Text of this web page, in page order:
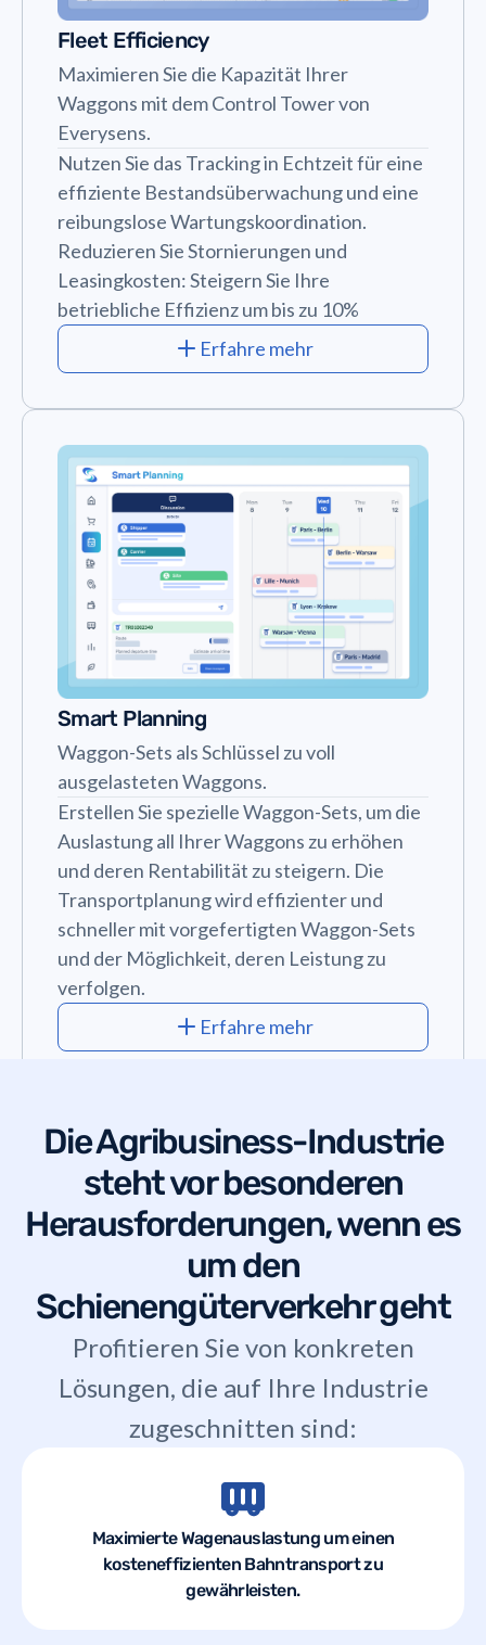
Fleet Efficiency
Maximieren Sie die Kapazität Ihrer
Waggons mit dem Control Tower von
Everysens.
Nutzen Sie das Tracking in Echtzeit für eine
effiziente Bestandsüberwachung und eine
reibungslose Wartungskoordination.
Reduzieren Sie Stornierungen und
Leasingkosten: Steigern Sie Ihre
betriebliche Effizienz um bis zu 10%
Erfahre mehr
Smart Planning
Waggon-Sets als Schlüssel zu voll
ausgelasteten Waggons.
Erstellen Sie spezielle Waggon-Sets, um die
Auslastung all Ihrer Waggons zu erhöhen
und deren Rentabilität zu steigern. Die
Transportplanung wird effizienter und
schneller mit vorgefertigten Waggon-Sets
und der Möglichkeit, deren Leistung zu
verfolgen.
Erfahre mehr
DieAgribusiness-Industrie
steht vor besonderen
Herausforderungen, wenn es
um den
Schienengüterverkehr geht
Profitieren Sie von konkreten
Lösungen, die auf Ihre Industrie
zugeschnitten sind:
Maximierte Wagenauslastung um einen
kosteneffizienten Bahntransport zu
gewährleisten.